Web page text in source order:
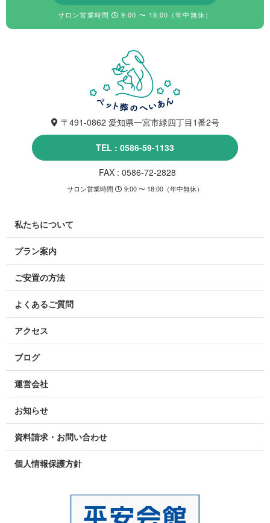
サロン営業時間 9:00 〜 18:00（年中無休）
〒491-0862 愛知県一宮市緑四丁目1番2号
TEL : 0586-59-1133
FAX : 0586-72-2828
サロン営業時間 9:00 〜 18:00（年中無休）
私たちについて
プラン案内
ご安置の方法
よくあるご質問
アクセス
ブログ
運営会社
お知らせ
資料請求・お問い合わせ
個人情報保護方針